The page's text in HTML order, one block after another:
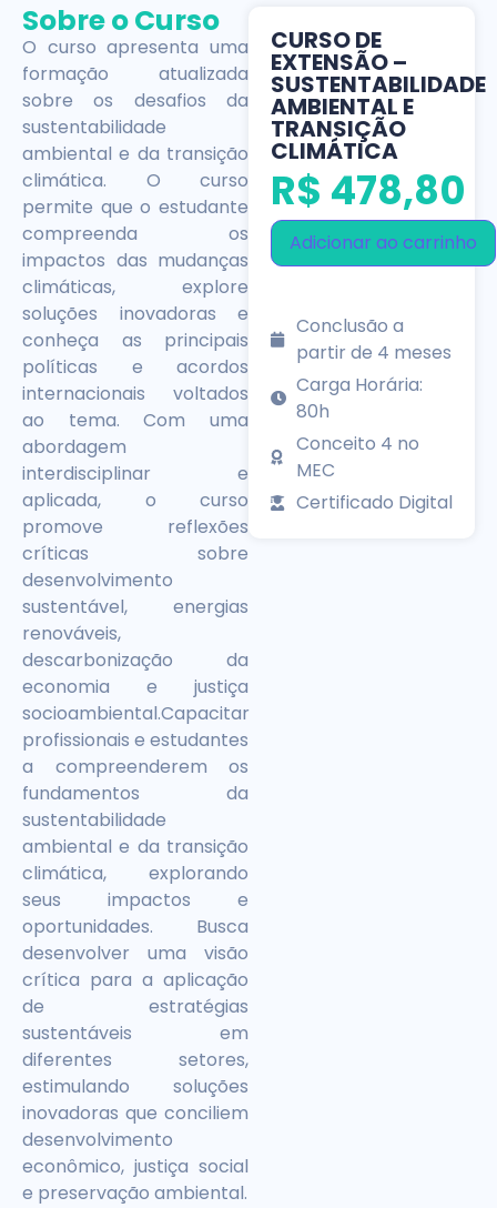
Sobre o Curso
O curso apresenta uma
formação atualizada
sobre os desafios da
sustentabilidade
ambiental e da transição
climática. O curso
permite que o estudante
compreenda os
impactos das mudanças
climáticas, explore
soluções inovadoras e
conheça as principais
políticas e acordos
internacionais voltados
ao tema. Com uma
abordagem
interdisciplinar e
aplicada, o curso
promove reflexões
críticas sobre
desenvolvimento
sustentável, energias
renováveis,
descarbonização da
economia e justiça
socioambiental.Capacitar
profissionais e estudantes
a compreenderem os
fundamentos da
sustentabilidade
ambiental e da transição
climática, explorando
seus impactos e
oportunidades. Busca
desenvolver uma visão
crítica para a aplicação
de estratégias
sustentáveis em
diferentes setores,
estimulando soluções
inovadoras que conciliem
desenvolvimento
econômico, justiça social
e preservação ambiental.
CURSO DE
EXTENSÃO –
SUSTENTABILIDADE
AMBIENTAL E
TRANSIÇÃO
CLIMÁTICA
R$ 478,80
Adicionar ao carrinho
Conclusão a
partir de 4 meses
Carga Horária:
80h
Conceito 4 no
MEC
Certificado Digital